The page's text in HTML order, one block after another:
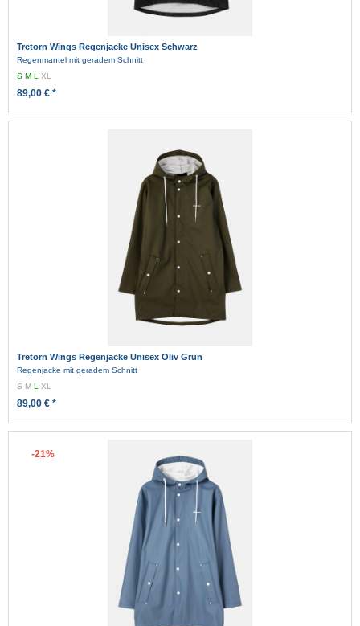
Tretorn Wings Regenjacke Unisex Schwarz
Regenmantel mit geradem Schnitt
SMLXL
89,00 € *
Tretorn Wings Regenjacke Unisex Oliv Grün
Regenjacke mit geradem Schnitt
S ML XL
89,00 € *
-21%